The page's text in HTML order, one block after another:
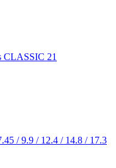
CLASSIC 21
/ 9.9 / 12.4 / 14.8 / 17.3